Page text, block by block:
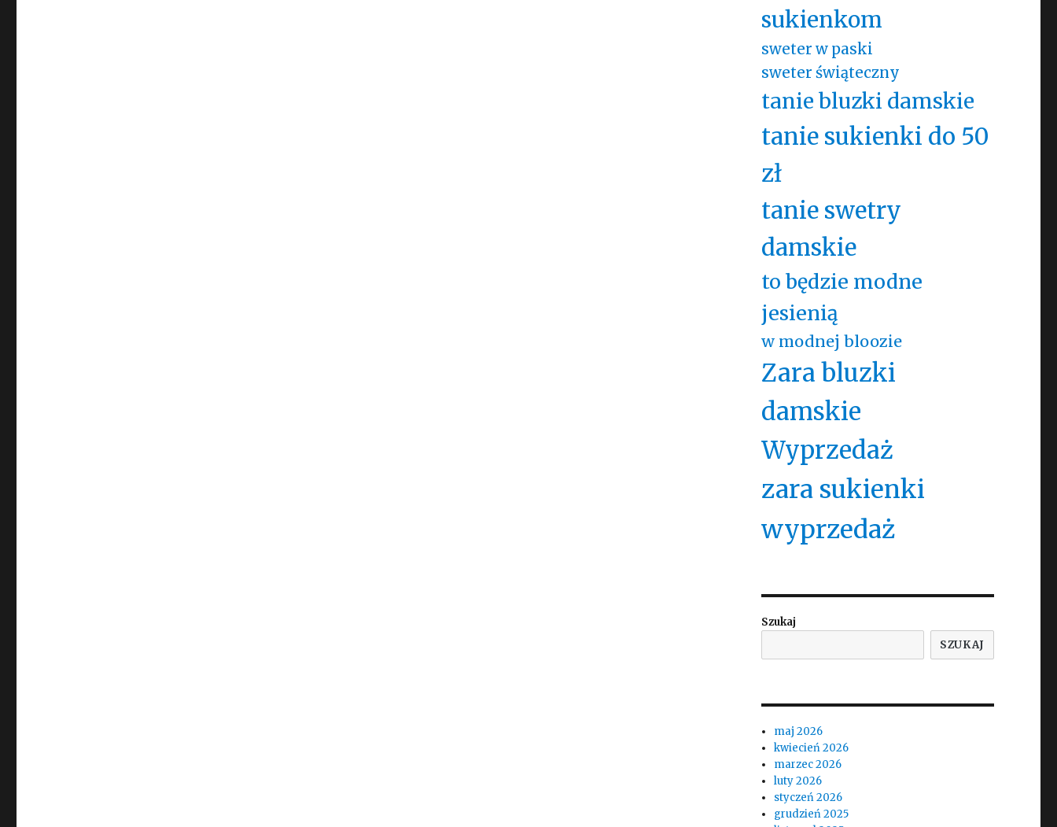
sukienkom
sweter w paski
sweter świąteczny
tanie bluzki damskie
tanie sukienki do 50
zł
tanie swetry
damskie
to będzie modne
jesienią
w modnej bloozie
Zara bluzki
damskie
Wyprzedaż
zara sukienki
wyprzedaż
Szukaj
SZUKAJ
maj 2026
kwiecień 2026
marzec 2026
luty 2026
styczeń 2026
grudzień 2025